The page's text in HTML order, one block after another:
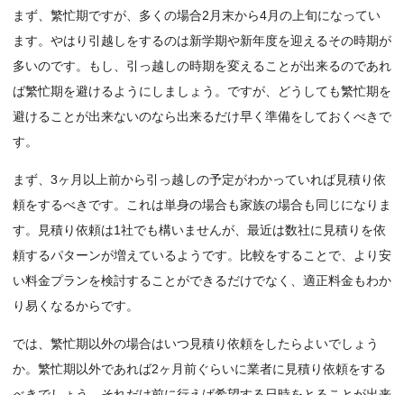
まず、繁忙期ですが、多くの場合2月末から4月の上旬になってい
ます。やはり引越しをするのは新学期や新年度を迎えるその時期が
多いのです。もし、引っ越しの時期を変えることが出来るのであれ
ば繁忙期を避けるようにしましょう。ですが、どうしても繁忙期を
避けることが出来ないのなら出来るだけ早く準備をしておくべきで
す。
まず、3ヶ月以上前から引っ越しの予定がわかっていれば見積り依
頼をするべきです。これは単身の場合も家族の場合も同じになりま
す。見積り依頼は1社でも構いませんが、最近は数社に見積りを依
頼するパターンが増えているようです。比較をすることで、より安
い料金プランを検討することができるだけでなく、適正料金もわか
り易くなるからです。
では、繁忙期以外の場合はいつ見積り依頼をしたらよいでしょう
か。繁忙期以外であれば2ヶ月前ぐらいに業者に見積り依頼をする